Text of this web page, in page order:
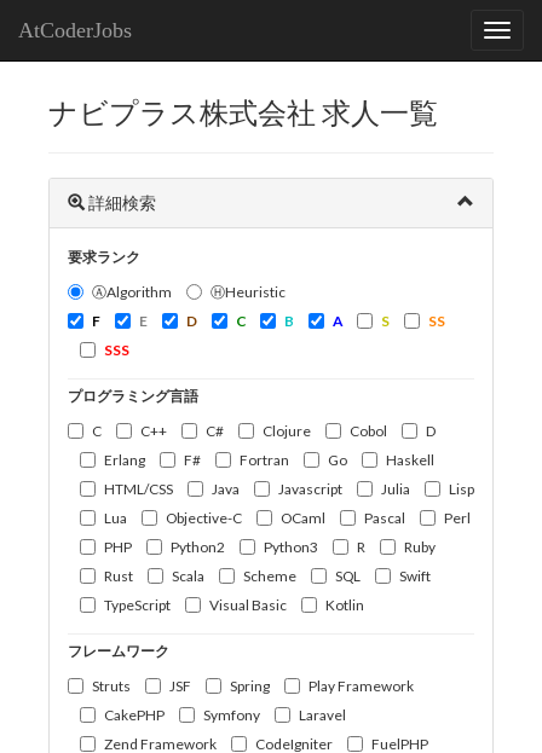
AtCoderJobs
ナビプラス株式会社 求人一覧
詳細検索
要求ランク
ⒶAlgorithm
ⒽHeuristic
F
E D C B A S
SS
SSS
プログラミング言語
C
C++ C# Clojure Cobol
D
Erlang
F# Fortran Go
Haskell
HTML/CSS
Java Javascript Julia
Lisp
Lua
Objective-C OCaml Pascal
Perl
PHP
Python2 Python3 R
Ruby
Rust
Scala Scheme SQL
Swift
TypeScript
Visual Basic Kotlin
フレームワーク
Struts
JSF Spring
Play Framework
CakePHP
Symfony
Laravel
Zend Framework
CodeIgniter
FuelPHP